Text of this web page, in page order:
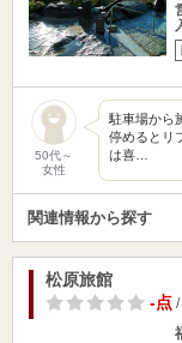
50代～
女性
駐車場から
停めるとリ
は喜…
関連情報から探す
松原旅館
-点/